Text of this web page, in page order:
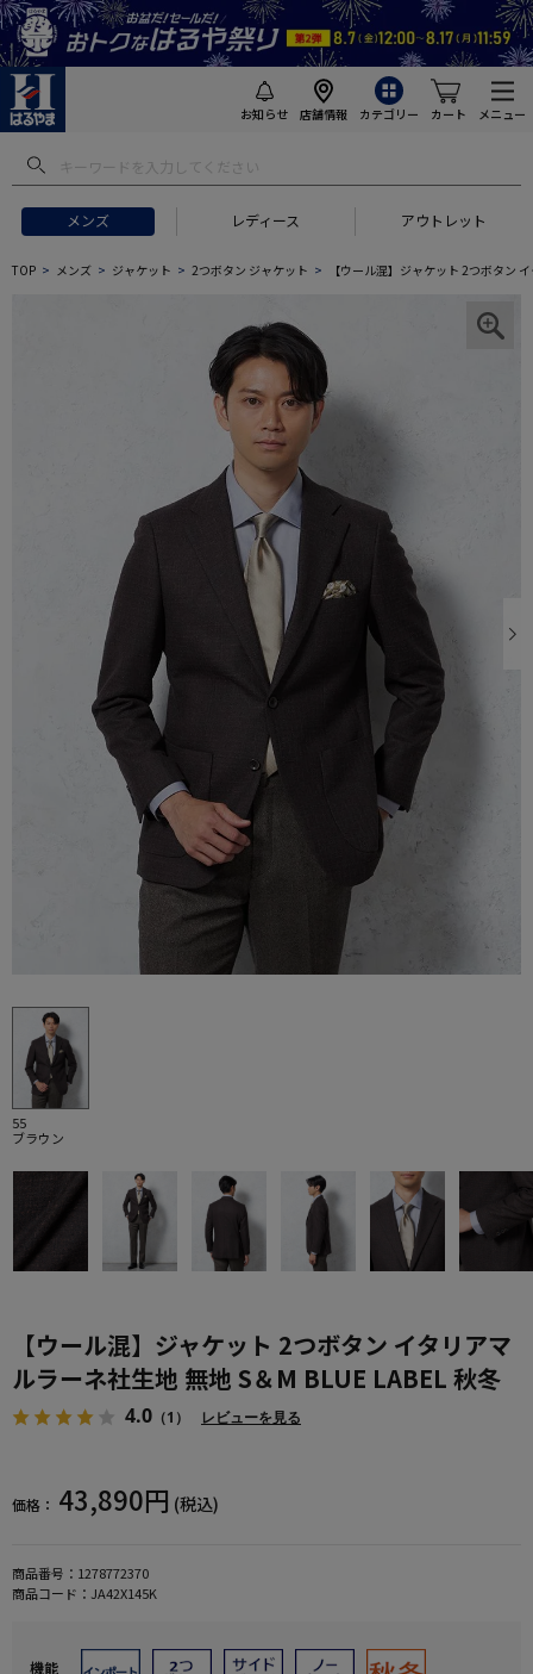
お知らせ 店舗情報 カテゴリー カート メニュー
メンズ レディース アウトレット
TOP メンズ ジャケット 2つボタン ジャケット 【ウール混】ジャケット 2つボタン
55
ブラウン
【ウール混】ジャケット 2つボタン イタリアマ
ルラーネ社生地 無地 S＆M BLUE LABEL 秋冬
4.0 （1） レビューを見る
価格： 43,890円 (税込)
商品番号： 1278772370
商品コード： JA42X145K
機能